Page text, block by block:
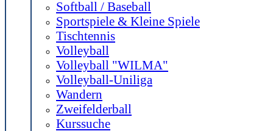
Softball / Baseball
Sportspiele & Kleine Spiele
Tischtennis
Volleyball
Volleyball "WILMA"
Volleyball-Uniliga
Wandern
Zweifelderball
Kurssuche